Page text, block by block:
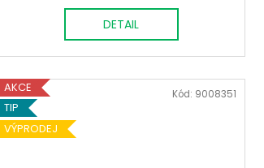
DETAIL
AKCE
TIP
VÝPRODEJ
Kód: 9008351